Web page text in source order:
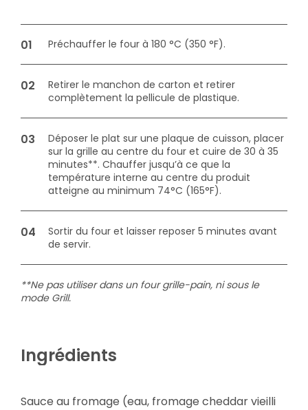
Préchauffer le four à 180 °C (350 °F).
Retirer le manchon de carton et retirer
complètement la pellicule de plastique.
Déposer le plat sur une plaque de cuisson, placer
sur la grille au centre du four et cuire de 30 à 35
minutes**. Chauffer jusqu’à ce que la
température interne au centre du produit
atteigne au minimum 74°C (165°F).
Sortir du four et laisser reposer 5 minutes avant
de servir.
**Ne pas utiliser dans un four grille-pain, ni sous le
mode Grill.
Ingrédients
Sauce au fromage (eau, fromage cheddar vieilli